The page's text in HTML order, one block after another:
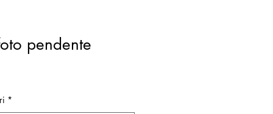
pendente
*